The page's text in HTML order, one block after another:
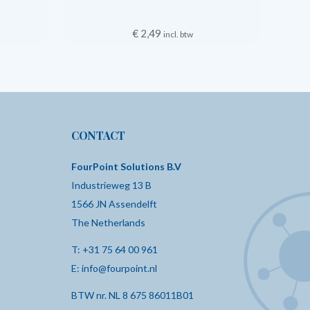
€ 2,49 incl. btw
CONTACT
FourPoint Solutions B.V
Industrieweg 13 B
1566 JN Assendelft
The Netherlands
T: +31 75 64 00 961
E: info@fourpoint.nl
BTW nr. NL 8 675 86011B01